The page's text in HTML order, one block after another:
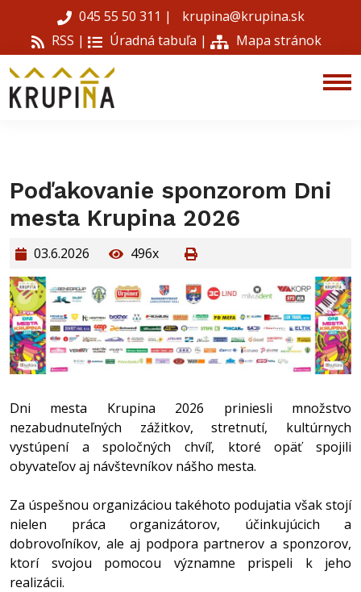
045 55 50 311 |
krupina@krupina.sk
RSS |
Úradná tabuľa | Mapa stránok
Poďakovanie sponzorom Dni
mesta Krupina 2026
03.6.2026 496x
Dni mesta Krupina 2026 priniesli množstvo
nezabudnuteľných zážitkov, stretnutí, kultúrnych
vystúpení a spoločných chvíľ, ktoré opäť spojili
obyvateľov aj návštevníkov nášho mesta.
Za úspešnou organizáciou takéhoto podujatia však stojí
nielen práca organizátorov, účinkujúcich a
dobrovoľníkov, ale aj podpora partnerov a sponzorov,
ktorí svojou pomocou významne prispeli k jeho
realizácii.